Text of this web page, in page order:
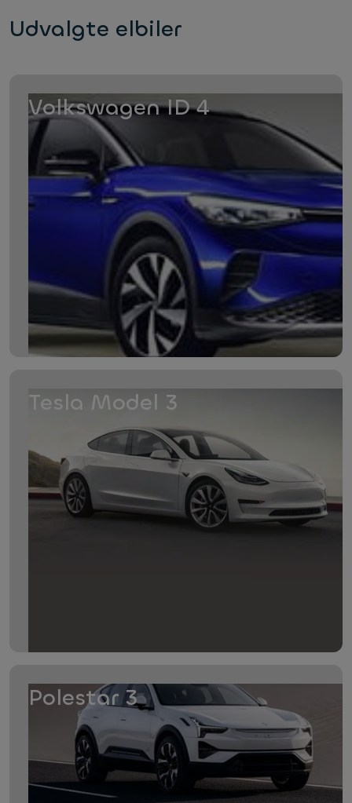
Udvalgte elbiler
Volkswagen ID 4
Tesla Model 3
Polestar 3